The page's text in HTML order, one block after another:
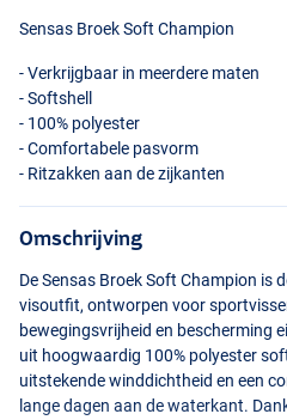
Sensas Broek Soft Champion
- Verkrijgbaar in meerdere maten
- Softshell
- 100% polyester
- Comfortabele pasvorm
- Ritzakken aan de zijkanten
Omschrijving
De Sensas Broek Soft Champion is
visoutfit, ontworpen voor
bewegingsvrijheid en bescherming
uit hoogwaardig 100% polyester
uitstekende winddichtheid en een
lange dagen aan de waterkant.